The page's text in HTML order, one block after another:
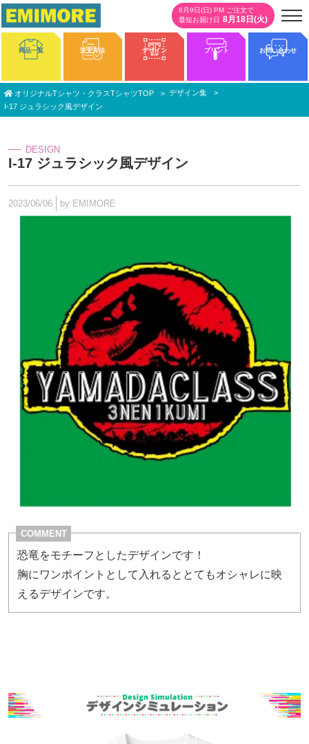
8月9日(日) PM ご注文で
最短お届け日 8月18日(火)
商品一覧 注文方法 デザイン プリント お問い合わせ
オリジナルTシャツ・クラスTシャツTOP
デザイン集
I-17 ジュラシック風デザイン
DESIGN
I-17 ジュラシック風デザイン
2023/06/06 by EMIMORE
COMMENT
恐竜をモチーフとしたデザインです！
胸にワンポイントとして入れるととてもオシャレに映
えるデザインです。